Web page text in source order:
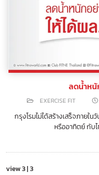
ลดน้ำหนั
EXERCISE FIT
กรุงโรมไม่ได้สร้างเสร็จภายใน
หรืออาทิตย์ กับ
view 3 | 3